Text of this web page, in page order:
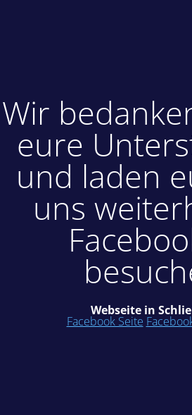
Wir
eure
und laden
uns
Webseite in
Facebook Seite